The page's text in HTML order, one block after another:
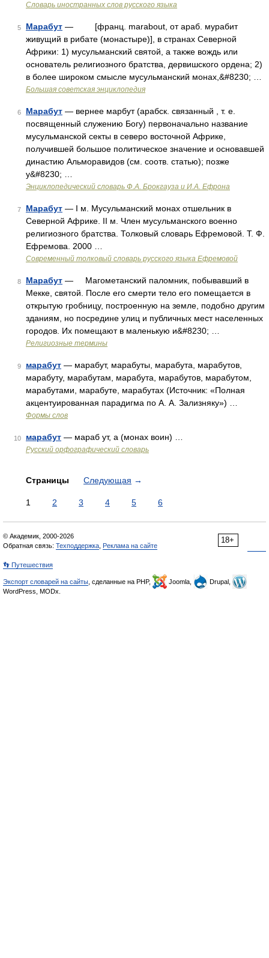
Словарь иностранных слов русского языка
5 Марабут — [франц. marabout, от араб. мурабит
живущий в рибате (монастыре)], в странах Северной
Африки: 1) мусульманский святой, а также вождь или
основатель религиозного братства, дервишского ордена; 2)
в более широком смысле мусульманский монах,&#8230; …
Большая советская энциклопедия
6 Марабут — вернее марбут (арабск. связанный , т. е.
посвященный служению Богу) первоначально название
мусульманской секты в северо восточной Африке,
получившей большое политическое значение и основавшей
династию Альморавидов (см. соотв. статью); позже
у&#8230; …
Энциклопедический словарь Ф.А. Брокгауза и И.А. Ефрона
7 Марабут — I м. Мусульманский монах отшельник в
Северной Африке. II м. Член мусульманского военно
религиозного братства. Толковый словарь Ефремовой. Т. Ф.
Ефремова. 2000 …
Современный толковый словарь русского языка Ефремовой
8 Марабут — Магометанский паломник, побывавший в
Мекке, святой. После его смерти тело его помещается в
открытую гробницу, построенную на земле, подобно другим
зданиям, но посредине улиц и публичных мест населенных
городов. Их помещают в маленькую и&#8230; …
Религиозные термины
9 марабут — марабут, марабуты, марабута, марабутов,
марабуту, марабутам, марабута, марабутов, марабутом,
марабутами, марабуте, марабутах (Источник: «Полная
акцентуированная парадигма по А. А. Зализняку») …
Формы слов
10 марабут — мараб ут, а (монах воин) …
Русский орфографический словарь
Страницы Следующая →
1 2 3 4 5 6
18+
© Академик, 2000-2026
Обратная связь: Техподдержка Реклама на сайте
👣 Путешествия
Экспорт словарей на сайты , сделанные на PHP, Joomla,
Drupal,
WordPress, MODx.